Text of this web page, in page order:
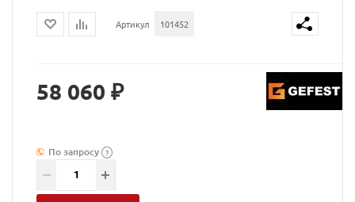
Артикул 101452
58 060 ₽
По запросу ?